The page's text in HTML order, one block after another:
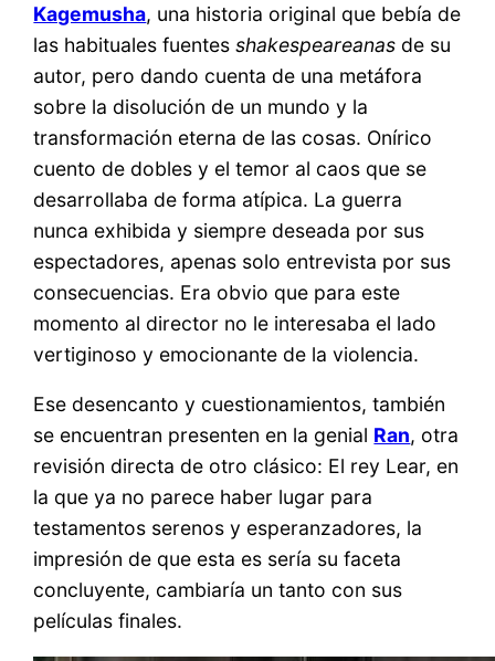
Kagemusha, una historia original que bebía de
las habituales fuentesshakespeareanas de su
autor, pero dando cuenta de una metáfora
sobre la disolución de un mundo y la
transformación eterna de las cosas. Onírico
cuento de dobles y el temor al caos que se
desarrollaba de forma atípica. La guerra
nunca exhibida y siempre deseada por sus
espectadores, apenas solo entrevista por sus
consecuencias. Era obvio que para este
momento al director no le interesaba el lado
vertiginoso y emocionante de la violencia.
Ese desencanto y cuestionamientos, también
se encuentran presenten en la genial Ran, otra
revisión directa de otro clásico: El rey Lear, en
la que ya no parece haber lugar para
testamentos serenos y esperanzadores, la
impresión de que esta es sería su faceta
concluyente, cambiaría un tanto con sus
películas finales.